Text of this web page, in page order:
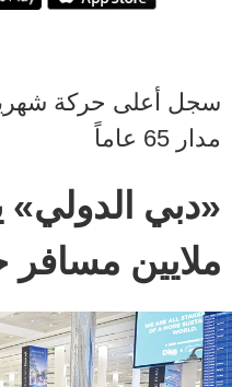
سجل أعلى حركة
مدار 65 عاماً
ملايين مسافر